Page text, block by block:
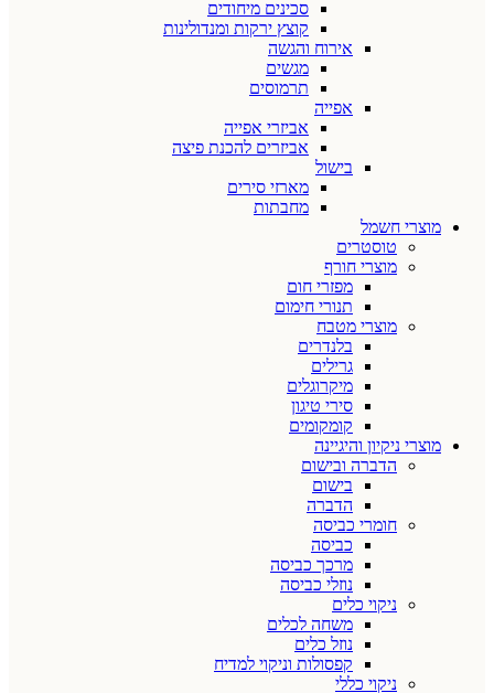
סכינים מיחודים
קוצץ ירקות ומנדולינות
אירוח והגשה
מגשים
תרמוסים
אפייה
אביזרי אפייה
אביזרים להכנת פיצה
בישול
מארזי סירים
מחבתות
מוצרי חשמל
טוסטרים
מוצרי חורף
מפזרי חום
תנורי חימום
מוצרי מטבח
בלנדרים
גרילים
מיקרוגלים
סירי טיגון
קומקומים
מוצרי ניקיון והיגיינה
הדברה ובישום
בישום
הדברה
חומרי כביסה
כביסה
מרכך כביסה
נוזלי כביסה
ניקוי כלים
משחה לכלים
נוזל כלים
קפסולות וניקוי למדיח
ניקוי כללי